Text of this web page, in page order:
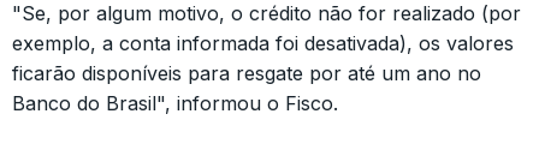
"Se, por algum motivo, o crédito não for realizado (por
exemplo, a conta informada foi desativada), os valores
ficarão disponíveis para resgate por até um ano no
Banco do Brasil", informou o Fisco.